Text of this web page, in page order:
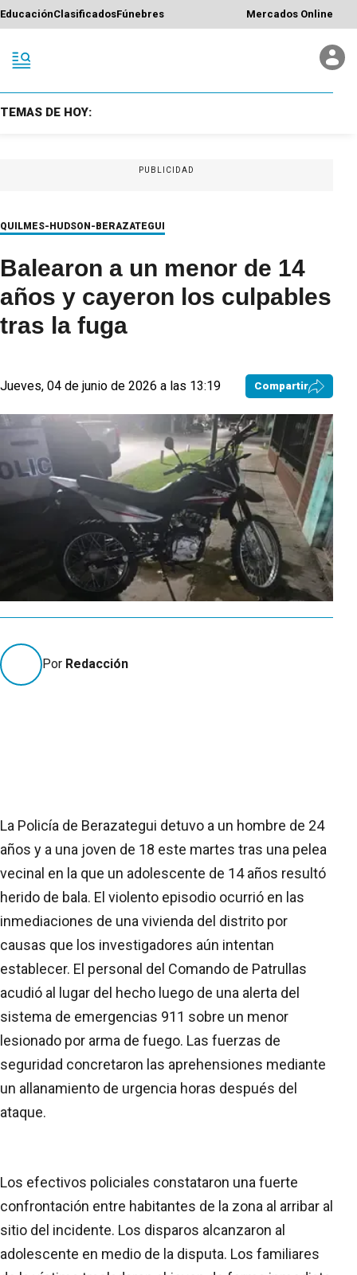
EducaciónClasificadosFúnebres Mercados Online
TEMAS DE HOY:
PUBLICIDAD
QUILMES-HUDSON-BERAZATEGUI
Balearon a un menor de 14
años y cayeron los culpables
tras la fuga
Jueves, 04 de junio de 2026 a las 13:19 Compartir
Por Redacción
La Policía de Berazategui detuvo a un hombre de 24
años y a una joven de 18 este martes tras una pelea
vecinal en la que un adolescente de 14 años resultó
herido de bala. El violento episodio ocurrió en las
inmediaciones de una vivienda del distrito por
causas que los investigadores aún intentan
establecer. El personal del Comando de Patrullas
acudió al lugar del hecho luego de una alerta del
sistema de emergencias 911 sobre un menor
lesionado por arma de fuego. Las fuerzas de
seguridad concretaron las aprehensiones mediante
un allanamiento de urgencia horas después del
ataque.
Los efectivos policiales constataron una fuerte
confrontación entre habitantes de la zona al arribar al
sitio del incidente. Los disparos alcanzaron al
adolescente en medio de la disputa. Los familiares